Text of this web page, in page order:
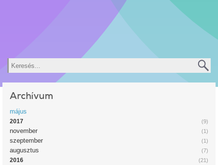
Keresés
Archívum
május
(9)
2017
(1)
november
(1)
szeptember
(7)
augusztus
(21)
2016